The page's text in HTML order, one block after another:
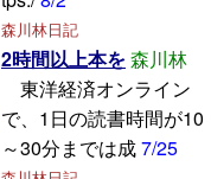
森川林日記
2時間以上本を森川林
東洋経済オンライン
で、1日の読書時間が10
～30分までは成7/25